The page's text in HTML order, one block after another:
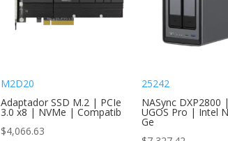
M2D20
Adaptador SSD M.2 | PCIe
3.0 x8 | NVMe | Compatib
$4,066.63
25242
NASync DXP2800
UGOS Pro | Intel
Ge